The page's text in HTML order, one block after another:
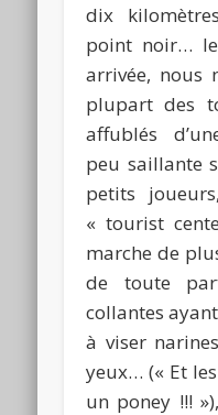
dix
point noir…
arrivée, nous
plupart des
affublés
peu saillante
petits
« tourist
marche de
de toute
collantes
à viser
yeux… (« Et
un poney !!!